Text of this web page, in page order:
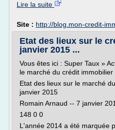
Lire la suite
Site : http://blog.mon-credit-
Etat des lieux sur le
janvier 2015 ...
Vous êtes ici : Super Taux »
le marché du crédit
Etat des lieux sur le marché
janvier 2015
Romain Arnaud -- 7 janvier
148 0 0
L'année 2014 a été marquée